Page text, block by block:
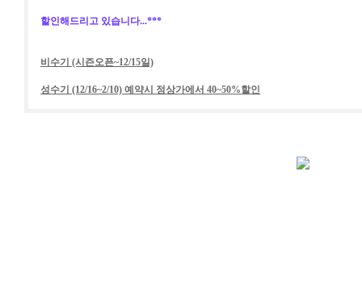
할인해드리고 있습니다...***
비수기 (시즌오픈~12/15일)
성수기 (12/16~2/10) 예약시 정상가에서 40~50%할인